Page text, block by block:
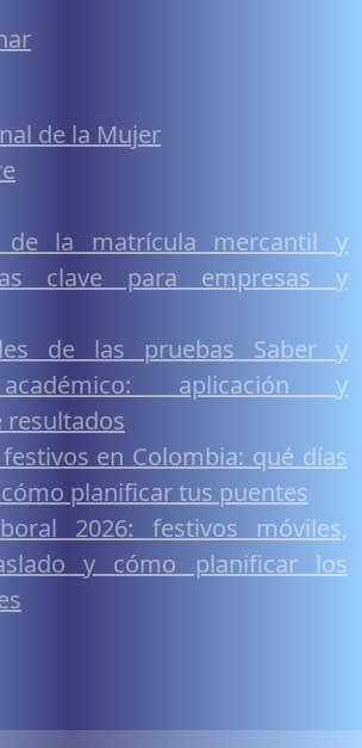
de la Mujer
de la matrícula mercantil y
clave para empresas y
de las pruebas Saber y
aplicación y
resultados
en Colombia: qué días
planificar tus puentes
2026: festivos móviles,
y cómo planificar los